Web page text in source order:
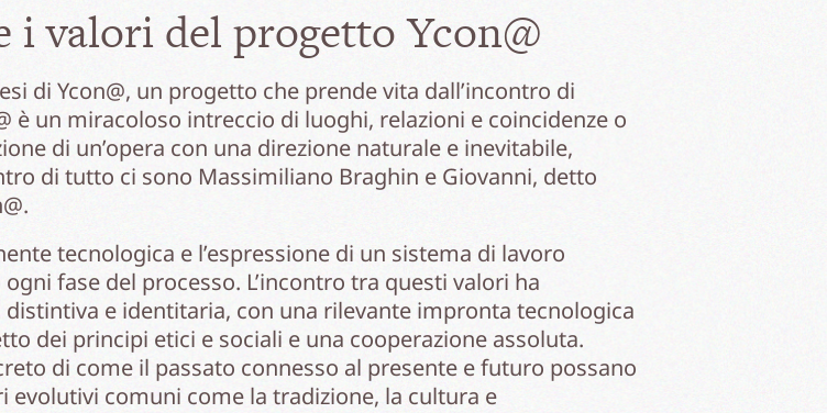
valori del progetto Ycon@
di Ycon@, un progetto che prende vita dall’incontro di
è un miracoloso intreccio di luoghi, relazioni e coincidenze o
di un’opera con una direzione naturale e inevitabile,
di tutto ci sono Massimiliano Braghin e Giovanni, detto
tecnologica e l’espressione di un sistema di lavoro
fase del processo. L’incontro tra questi valori ha
distintiva e identitaria, con una rilevante impronta tecnologica
dei principi etici e sociali e una cooperazione assoluta.
di come il passato connesso al presente e futuro possano
comuni come la tradizione, la cultura e